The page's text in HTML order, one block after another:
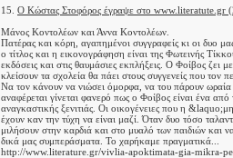
15. Ο Κώστας Στοφόρος έγραψε στο www.literatute.gr
Μάνος Κοντολέων και Άννα Κοντολέων.
Πατέρας και κόρη, αγαπημένοι συγγραφείς κι οι δυο
ο τίτλος και η εικονογράφηση είναι της Φωτεινής
εκδόσεις και στις θαυμάσιες εκπλήξεις. Ο Φοίβος
κλείσουν τα σχολεία θα πάει στους συγγενείς που τον
Να τον κάνουν να νιώσει όμορφα, να του πάρουν
αναφέρεται γίνεται φανερό πως ο Φοίβος είναι ένα
αναγκαστικής ξενιτιάς. Οι οικογένειες που η
έχουν καν την τύχη να είναι μαζί. Όταν δυο τόσο
μιλήσουν στην καρδιά και στο μυαλό των παιδιών
δικά μας συμπεράσματα. Το χαρήκαμε πραγματικά...
http://www.literature.gr/vivlia-apoktimata-gia-mikra-